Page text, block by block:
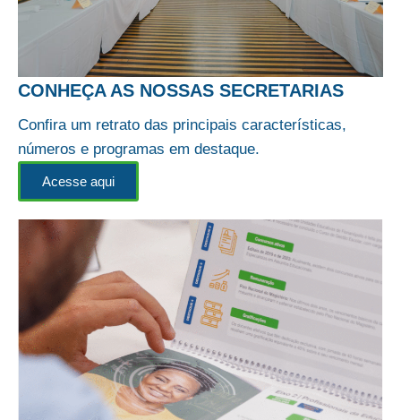
CONHEÇA AS NOSSAS SECRETARIAS
Confira um retrato das principais características,
números e programas em destaque.
Acesse aqui